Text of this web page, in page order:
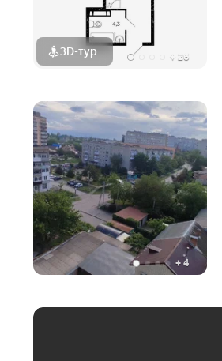
3D-тур + 26
+ 4